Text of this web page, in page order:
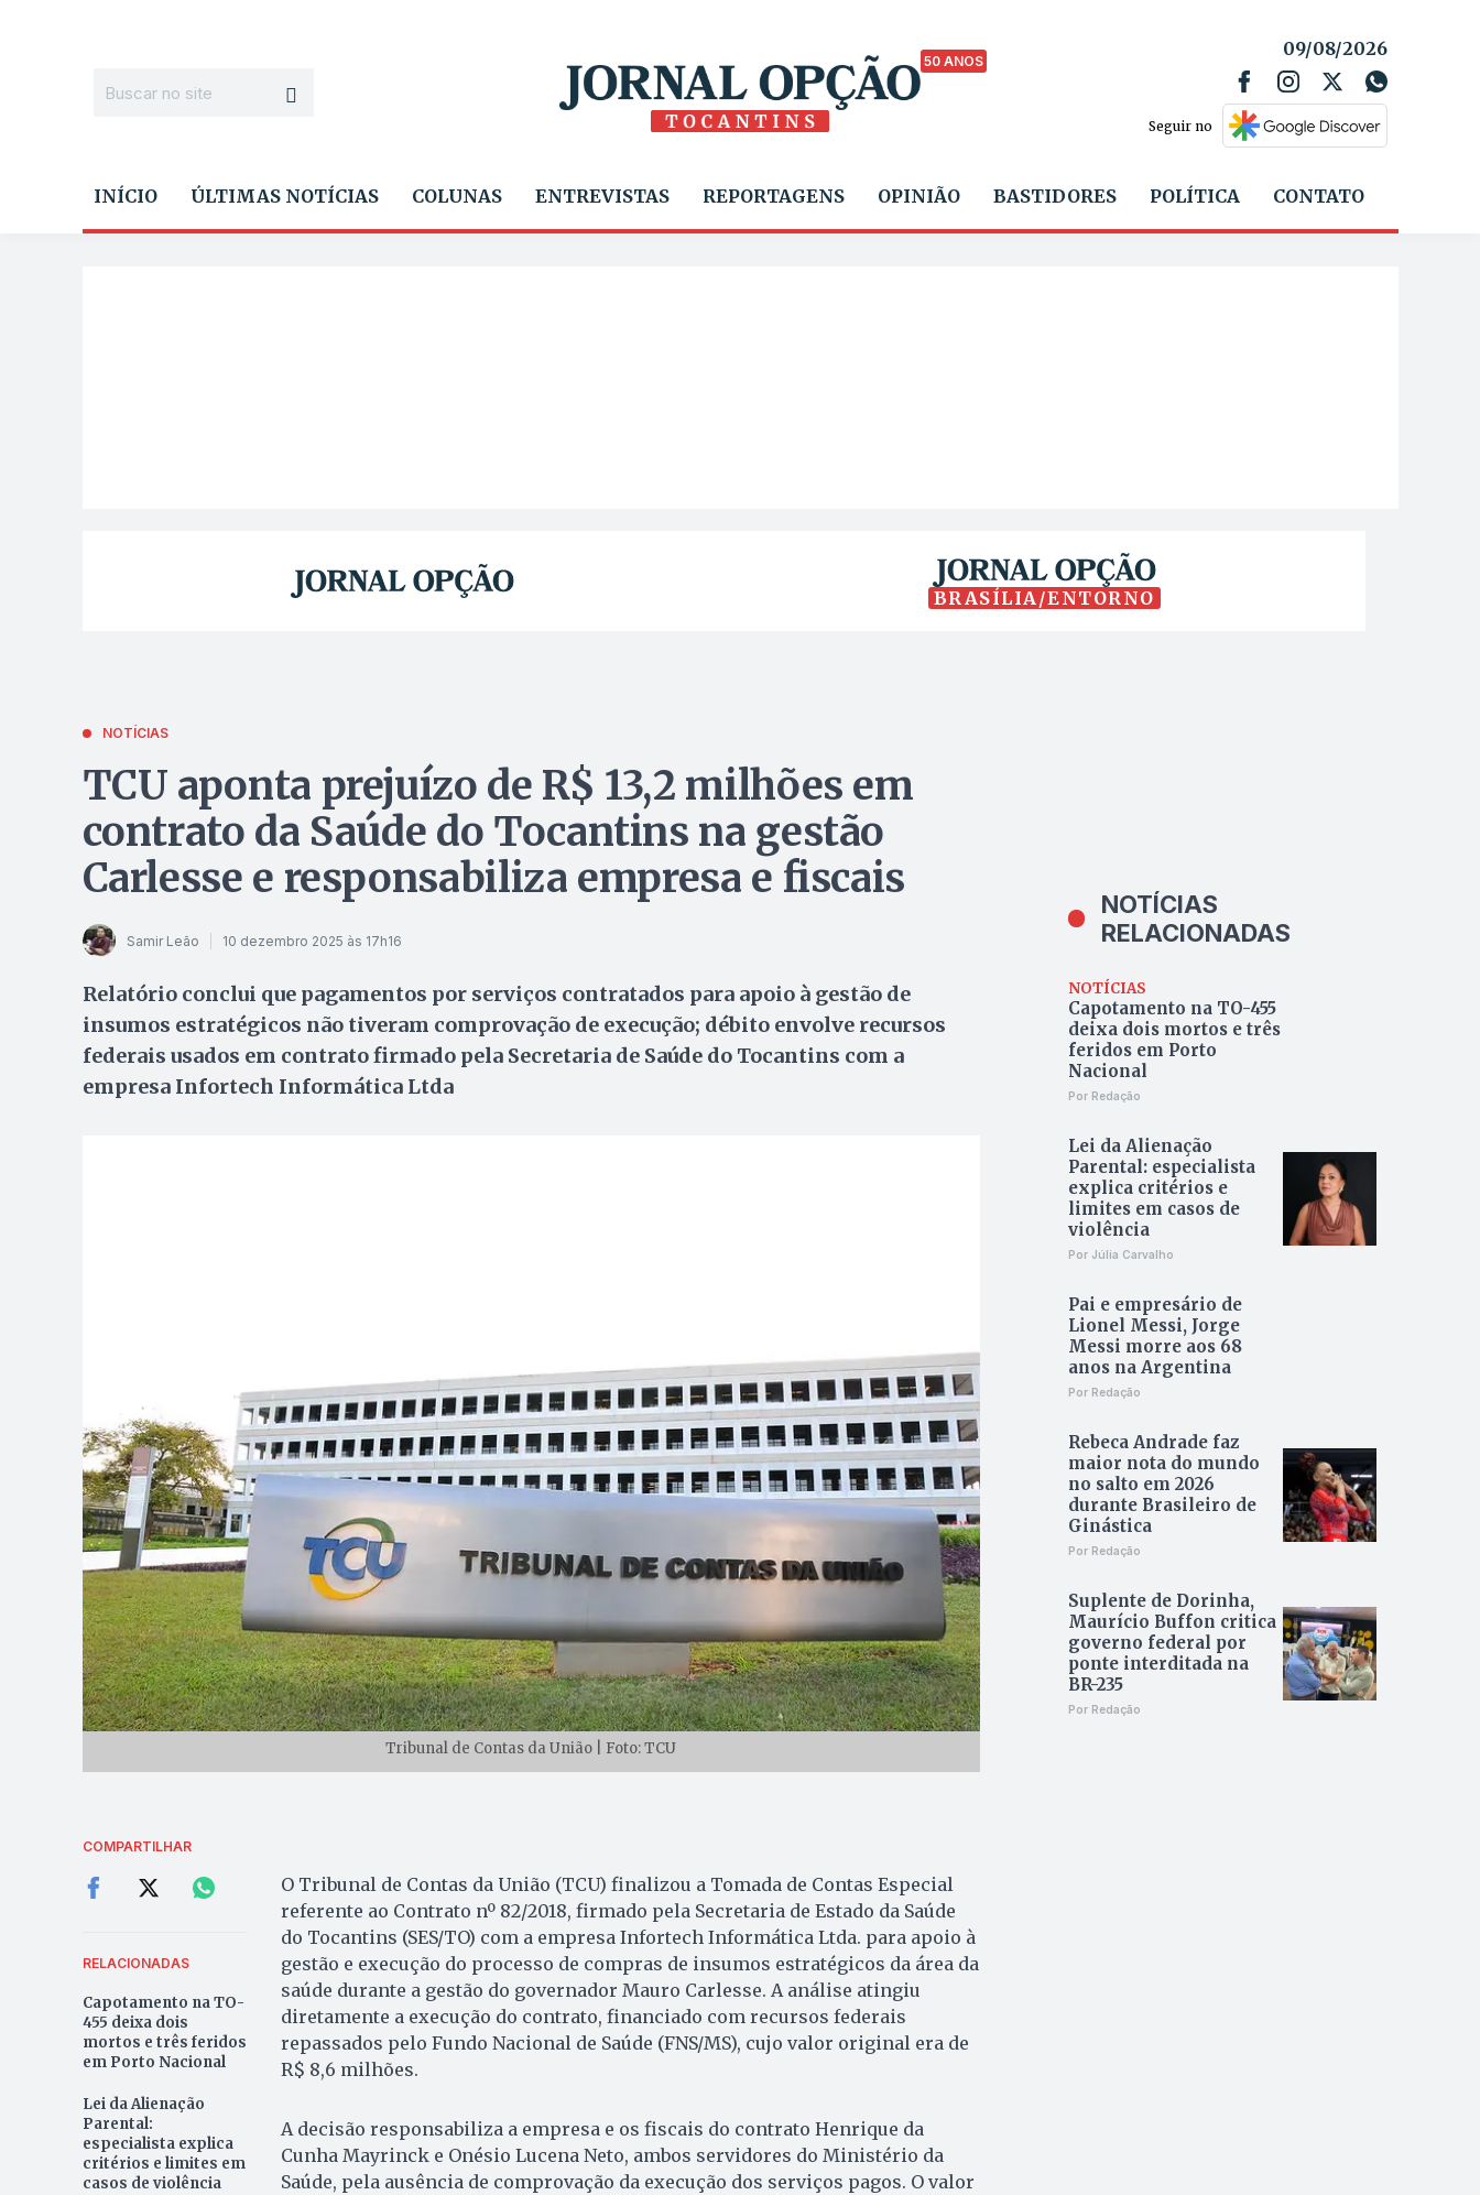
50 ANOS
09/08/2026
Seguir no
INÍCIO ÚLTIMAS NOTÍCIAS COLUNAS ENTREVISTAS REPORTAGENS OPINIÃO BASTIDORES POLÍTICA CONTATO
BRASÍLIA/ENTORNO
NOTÍCIAS
TCU aponta prejuízo de R$ 13,2 milhões em
contrato da Saúde do Tocantins na gestão
Carlesse e responsabiliza empresa e fiscais
Samir Leão 10 dezembro 2025 às 17h16
Relatório conclui que pagamentos por serviços contratados para apoio à gestão de
insumos estratégicos não tiveram comprovação de execução; débito envolve recursos
federais usados em contrato firmado pela Secretaria de Saúde do Tocantins com a
empresa Infortech Informática Ltda
Tribunal de Contas da União | Foto: TCU
COMPARTILHAR
RELACIONADAS
Capotamento na TO-
455 deixa dois
mortos e três feridos
em Porto Nacional
Lei da Alienação
Parental:
especialista explica
critérios e limites em
casos de violência
O Tribunal de Contas da União (TCU) finalizou a Tomada de Contas Especial
referente ao Contrato nº 82/2018, firmado pela Secretaria de Estado da Saúde
do Tocantins (SES/TO) com a empresa Infortech Informática Ltda. para apoio à
gestão e execução do processo de compras de insumos estratégicos da área da
saúde durante a gestão do governador Mauro Carlesse. A análise atingiu
diretamente a execução do contrato, financiado com recursos federais
repassados pelo Fundo Nacional de Saúde (FNS/MS), cujo valor original era de
R$ 8,6 milhões.
A decisão responsabiliza a empresa e os fiscais do contrato Henrique da
Cunha Mayrinck e Onésio Lucena Neto, ambos servidores do Ministério da
Saúde, pela ausência de comprovação da execução dos serviços pagos. O valor
NOTÍCIAS
RELACIONADAS
NOTÍCIAS
Capotamento na TO-455
deixa dois mortos e três
feridos em Porto
Nacional
Por Redação
Lei da Alienação
Parental: especialista
explica critérios e
limites em casos de
violência
Por Júlia Carvalho
Pai e empresário de
Lionel Messi, Jorge
Messi morre aos 68
anos na Argentina
Por Redação
Rebeca Andrade faz
maior nota do mundo
no salto em 2026
durante Brasileiro de
Ginástica
Por Redação
Suplente de Dorinha,
Maurício Buffon critica
governo federal por
ponte interditada na
BR-235
Por Redação